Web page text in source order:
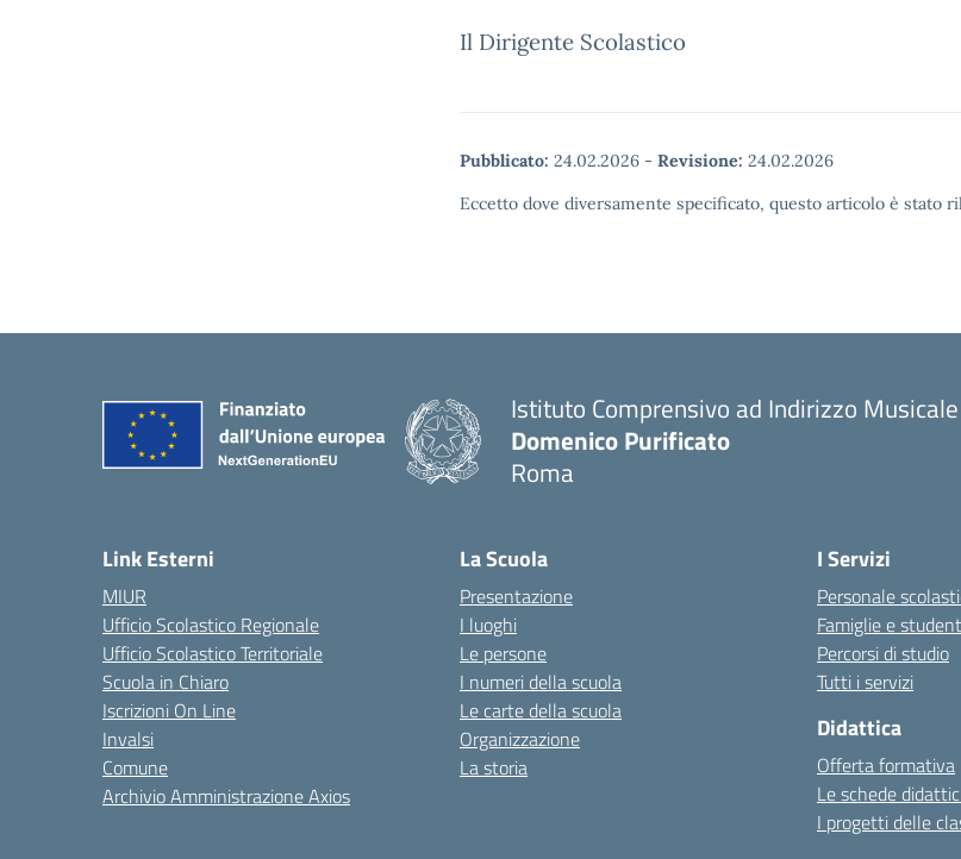
Il Dirigente Scolastico
Pubblicato: 24.02.2026 - Revisione: 24.02.2026
Eccetto dove diversamente specificato, questo articolo è stato
Istituto Comprensivo ad Indirizzo Musicale
Domenico Purificato
Roma
Link Esterni
MIUR
Ufficio Scolastico Regionale
Ufficio Scolastico Territoriale
Scuola in Chiaro
Iscrizioni On Line
Invalsi
Comune
Archivio Amministrazione Axios
La Scuola
Presentazione
I luoghi
Le persone
I numeri della scuola
Le carte della scuola
Organizzazione
La storia
I Servizi
Personale
Famiglie e
Percorsi di studio
Tutti i servizi
Didattica
Offerta formativa
Le schede
I progetti delle